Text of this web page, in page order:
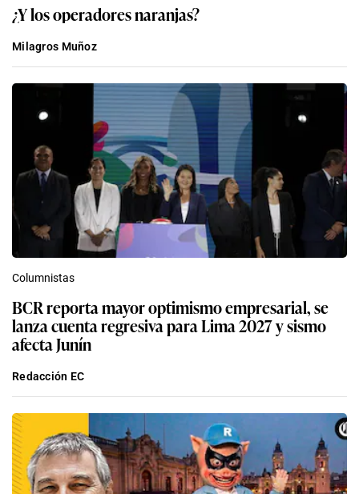
¿Y los operadores naranjas?
Milagros Muñoz
Columnistas
BCR reporta mayor optimismo empresarial, se
lanza cuenta regresiva para Lima 2027 y sismo
afecta Junín
Redacción EC